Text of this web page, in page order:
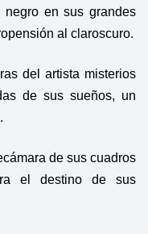
en sus grandes
al claroscuro.
del artista misterios
de sus sueños, un
de sus cuadros
el destino de sus